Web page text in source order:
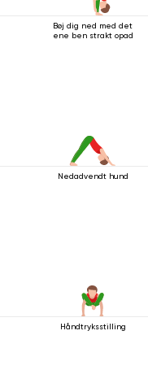
Bøj dig ned med det
ene ben strakt opad
Nedadvendt hund
Håndtryksstilling